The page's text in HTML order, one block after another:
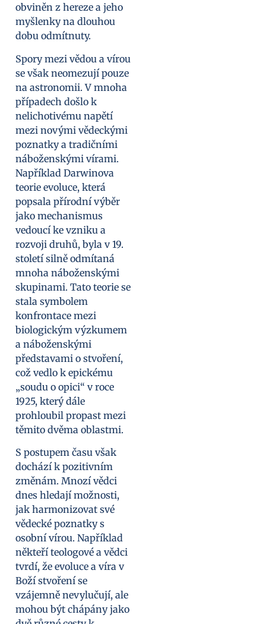
obviněn z hereze a jeho
myšlenky na dlouhou
dobu odmítnuty.
Spory mezi vědou a vírou
se však neomezují pouze
na astronomii. V mnoha
případech došlo k
nelichotivému napětí
mezi novými vědeckými
poznatky a tradičními
náboženskými vírami.
Například Darwinova
teorie evoluce, která
popsala přírodní výběr
jako mechanismus
vedoucí ke vzniku a
rozvoji druhů, byla v 19.
století silně odmítaná
mnoha náboženskými
skupinami. Tato teorie se
stala symbolem
konfrontace mezi
biologickým výzkumem
a náboženskými
představami o stvoření,
což vedlo k epickému
„soudu o opici“ v roce
1925, který dále
prohloubil propast mezi
těmito dvěma oblastmi.
S postupem času však
dochází k pozitivním
změnám. Mnozí vědci
dnes hledají možnosti,
jak harmonizovat své
vědecké poznatky s
osobní vírou. Například
někteří teologové a vědci
tvrdí, že evoluce a víra v
Boží stvoření se
vzájemně nevylučují, ale
mohou být chápány jako